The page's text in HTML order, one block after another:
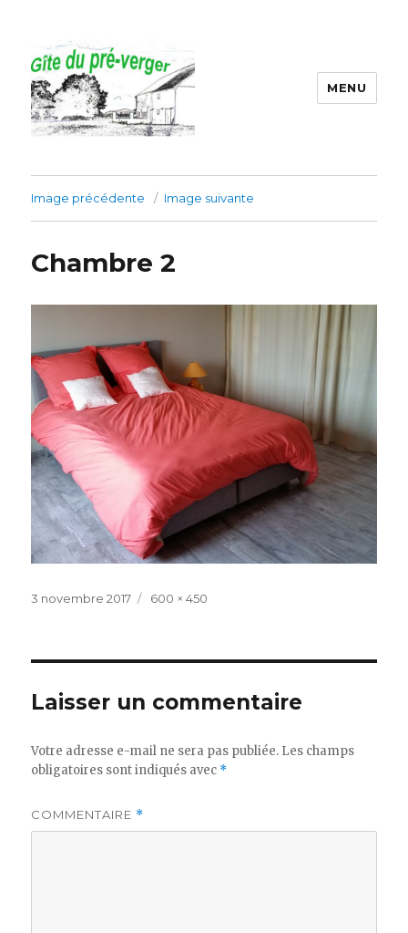
MENU
Image précédente Image suivante
Chambre 2
Publié
3 novembre 2017
Taille
600 × 450
Laisser un commentaire
Votre adresse e-mail ne sera pas publiée. Les champs
obligatoires sont indiqués avec *
COMMENTAIRE *